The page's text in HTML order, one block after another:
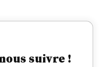
suivre !